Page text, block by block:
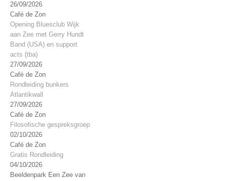
26/09/2026
Café de Zon
Opening Bluesclub Wijk
aan Zee met Gerry Hundt
Band (USA) en support
acts (tba)
27/09/2026
Café de Zon
Rondleiding bunkers
Atlantikwall
27/09/2026
Café de Zon
Filosofische gespreksgroep
02/10/2026
Café de Zon
Gratis Rondleiding
04/10/2026
Beeldenpark Een Zee van